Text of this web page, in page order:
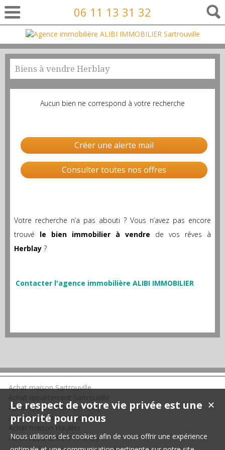
06 11 13 31 32
Biens à vendre Herblay
Aucun bien ne correspond à votre recherche
Créer une alerte mail
Consulter toutes nos offres
Votre recherche n’a pas abouti ? Vous n’avez pas encore
trouvé le bien immobilier à vendre de vos rêves à
Herblay ?
Contacter l'agence immobilière ALIBI IMMOBILIER
Achat maison Sartrouville
Achat appartement Le Pecq
Achat appartement Houilles
Achat maison Houilles
Achat appartement Andrésy
✕
Le respect de votre vie privée est une
priorité pour nous
Nous utilisons des cookies afin de vous offrir une expérience